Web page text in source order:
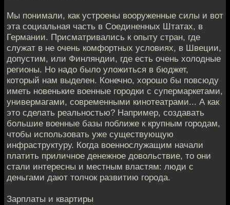
Мы понимали, как устроены вооруженные силы и вот
эта социальная часть в Соединенных Штатах, в
Германии. Присматривались к опыту стран, где
служат в не очень комфортных условиях, в Швеции,
допустим, или Финляндии, где есть очень холодные
регионы. Но надо было уложиться в бюджет,
который нам выделен. Конечно, хорошо бы повсюду
иметь новенькие военные городки с супермаркетами,
универмагами, современными кинотеатрами... А как
это сделать реальностью? Например, создавать
большие военные базы поближе к крупным городам,
чтобы использовать уже существующую
инфраструктуру. Когда военнослужащим начали
платить приличное денежное довольствие, то они
стали интересны и местным властям: люди с
деньгами дают толчок развитию города.
Зарплаты и квартиры